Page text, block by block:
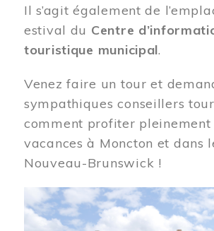
Il s’agit également de
estival du Centre
touristique municipal.
Venez faire un tour et
sympathiques conseillers
comment profiter pleinement
vacances à Moncton et dans
Nouveau-Brunswick !
Image